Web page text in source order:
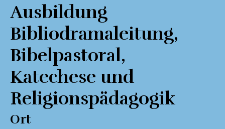
Ausbildung
Bibliodramaleitung,
Bibelpastoral,
Katechese und
Religionspädagogik
Ort